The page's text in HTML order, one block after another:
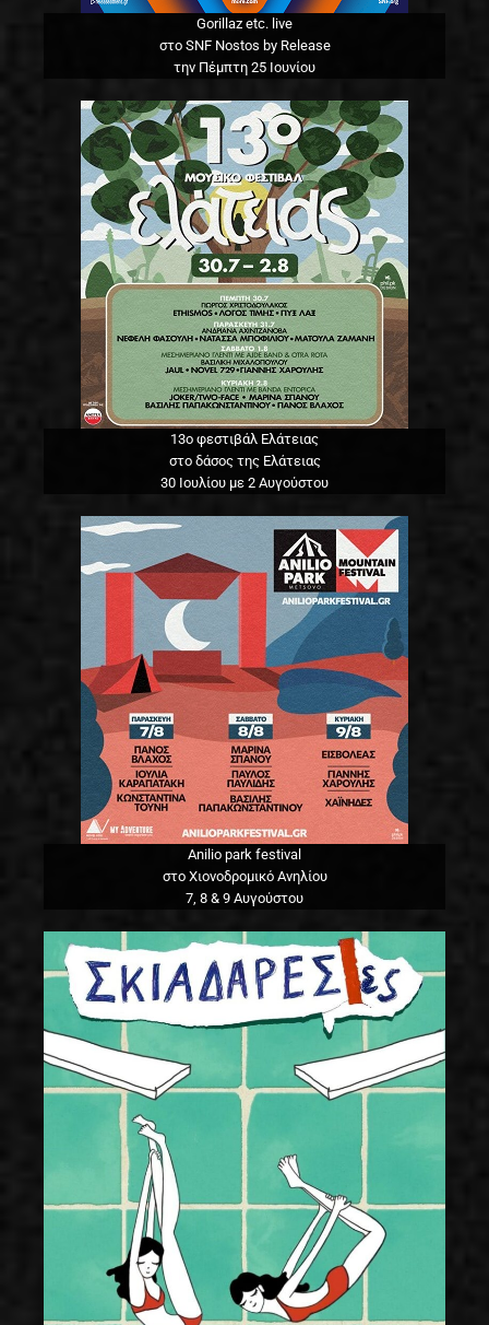
Gorillaz etc. live
στο SNF Nostos by Release
την Πέμπτη 25 Ιουνίου
13o φεστιβάλ Ελάτειας
στο δάσος της Ελάτειας
30 Ιουλίου με 2 Αυγούστου
Anilio park festival
στο Χιονοδρομικό Ανηλίου
7, 8 & 9 Αυγούστου